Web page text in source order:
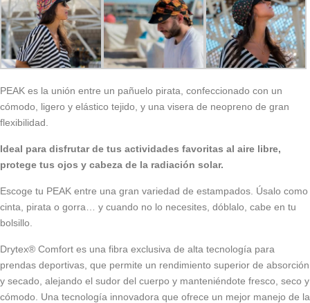
PEAK es la unión entre un pañuelo pirata, confeccionado con un
cómodo, ligero y elástico tejido, y una visera de neopreno de gran
flexibilidad.
Ideal para disfrutar de tus actividades favoritas al aire libre,
protege tus ojos y cabeza de la radiación solar.
Escoge tu PEAK entre una gran variedad de estampados. Úsalo como
cinta, pirata o gorra… y cuando no lo necesites, dóblalo, cabe en tu
bolsillo.
Drytex® Comfort es una fibra exclusiva de alta tecnología para
prendas deportivas, que permite un rendimiento superior de absorción
y secado, alejando el sudor del cuerpo y manteniéndote fresco, seco y
cómodo. Una tecnología innovadora que ofrece un mejor manejo de la